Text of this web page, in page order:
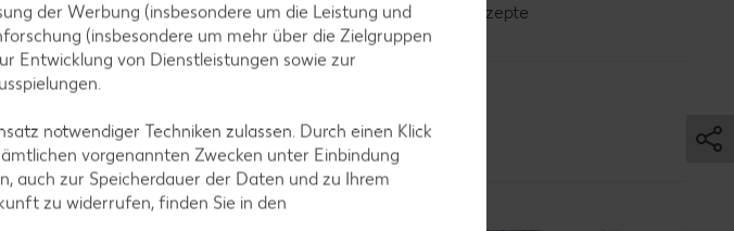
Plätzchen-Rezepte
Bananen-Rezepte
der Werbung (insbesondere um die Leistung und
(insbesondere um mehr über die Zielgruppen
Entwicklung von Dienstleistungen sowie zur
notwendiger Techniken zulassen. Durch einen Klick
vorgenannten Zwecken unter Einbindung
auch zur Speicherdauer der Daten und zu Ihrem
zu widerrufen, finden Sie in den